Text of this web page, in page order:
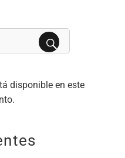
disponible en este